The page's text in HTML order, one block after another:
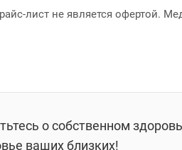
лист не является офертой.
о собственном
ваших близких!